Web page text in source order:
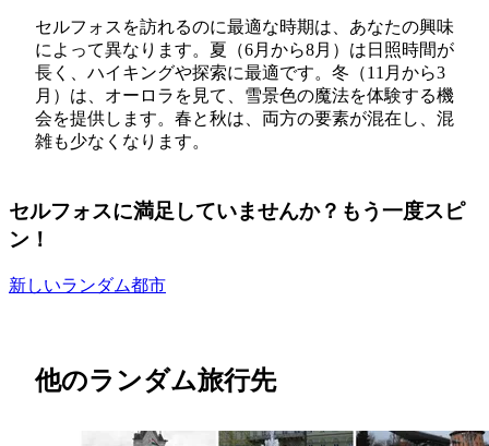
セルフォスを訪れるのに最適な時期は、あなたの興味
によって異なります。夏（6月から8月）は日照時間が
長く、ハイキングや探索に最適です。冬（11月から3
月）は、オーロラを見て、雪景色の魔法を体験する機
会を提供します。春と秋は、両方の要素が混在し、混
雑も少なくなります。
セルフォスに満足していませんか？もう一度スピ
ン！
新しいランダム都市
他のランダム旅行先